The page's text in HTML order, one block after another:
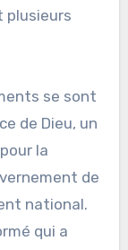
plusieurs
se sont
de Dieu, un
la
de
national.
qui a